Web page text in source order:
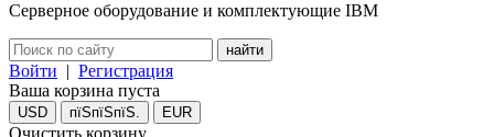
Серверное оборудование и комплектующие IBM
Войти | Регистрация
Ваша корзина пуста
USD пїЅпїЅпїЅ. EUR
Очистить корзину